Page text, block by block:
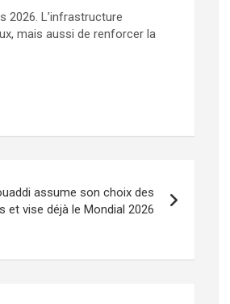
2026. L’infrastructure
mais aussi de renforcer la
assume son choix des
et vise déjà le Mondial 2026